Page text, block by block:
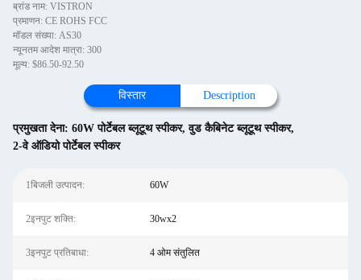
ब्रांड नाम: VISTRON
प्रमाणन: CE ROHS FCC
मॉडल संख्या: AS30
न्यूनतम आदेश मात्रा: 300
मूल्य: $86.50-92.50
विस्तार Description
प्रमुखता देना: 60W पोर्टेबल ब्लूटूथ स्पीकर,वुड कैबिनेट ब्लूटूथ स्पीकर,
2-वे ऑडियो पोर्टेबल स्पीकर
1बिजली उत्पादन: 60W
2इनपुट शक्ति: 30wx2
3इनपुट प्रतिबाधा: 4 ओम संतुलित